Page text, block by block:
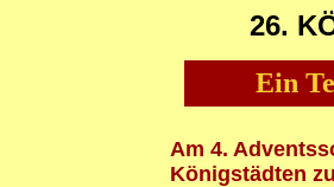
26.
Ein
Am 4.
Königstädten